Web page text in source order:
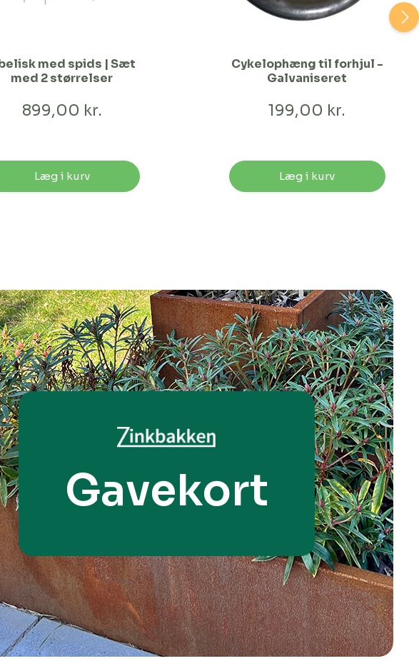
med spids | Sæt
med 2 størrelser
899,00 kr.
Læg i kurv
Cykelophæng til forhjul -
Galvaniseret
199,00 kr.
Læg i kurv
Gavekort